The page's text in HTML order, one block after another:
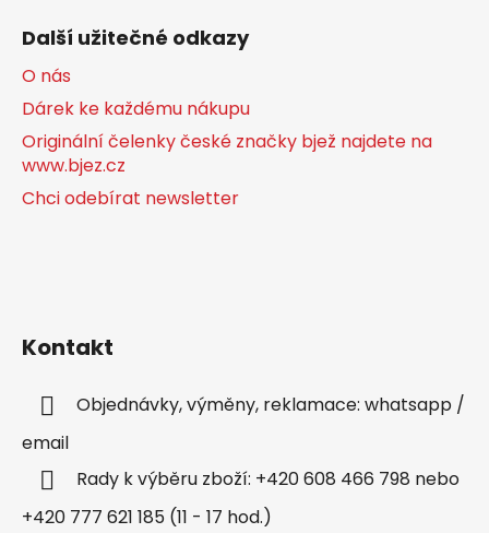
Další užitečné odkazy
O nás
Dárek ke každému nákupu
Originální čelenky české značky bjež najdete na
www.bjez.cz
Chci odebírat newsletter
Kontakt
Objednávky, výměny, reklamace: whatsapp /
email
Rady k výběru zboží: +420 608 466 798 nebo
+420 777 621 185 (11 - 17 hod.)